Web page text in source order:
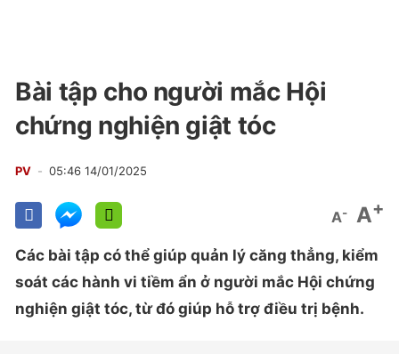
Bài tập cho người mắc Hội
chứng nghiện giật tóc
PV 05:46 14/01/2025
A- A+
Các bài tập có thể giúp quản lý căng thẳng, kiểm
soát các hành vi tiềm ẩn ở người mắc Hội chứng
nghiện giật tóc, từ đó giúp hỗ trợ điều trị bệnh.